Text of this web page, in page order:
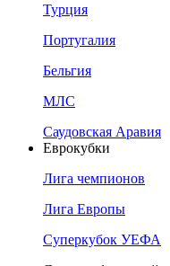
Турция
Португалия
Бельгия
МЛС
Саудовская Аравия
Еврокубки
Лига чемпионов
Лига Европы
Суперкубок УЕФА